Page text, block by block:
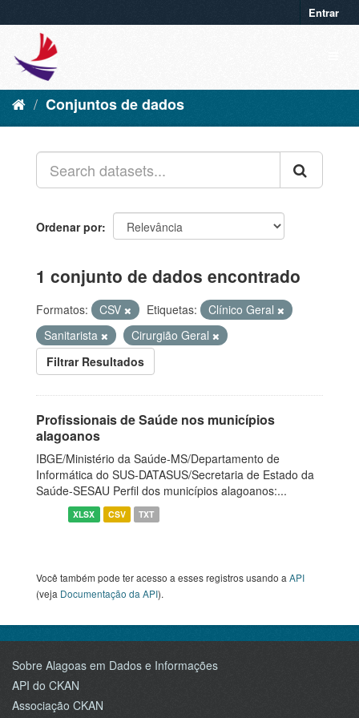
Entrar
Conjuntos de dados
Ordenar por
1 conjunto de dados encontrado
Formatos: CSV Etiquetas:
Clínico Geral
Sanitarista
Cirurgião Geral
Filtrar Resultados
Profissionais de Saúde nos municípios
alagoanos
IBGE/Ministério da Saúde-MS/Departamento de
Informática do SUS-DATASUS/Secretaria de Estado da
Saúde-SESAU Perfil dos municípios alagoanos:...
XLSX CSV TXT
Você também pode ter acesso a esses registros usando a API
(veja Documentação da API).
Sobre Alagoas em Dados e Informações
API do CKAN
Associação CKAN